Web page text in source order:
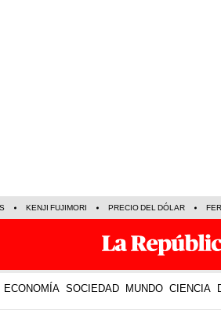
KENJI FUJIMORI PRECIO DEL DÓLAR
ECONOMÍA SOCIEDAD MUNDO CIENCIA